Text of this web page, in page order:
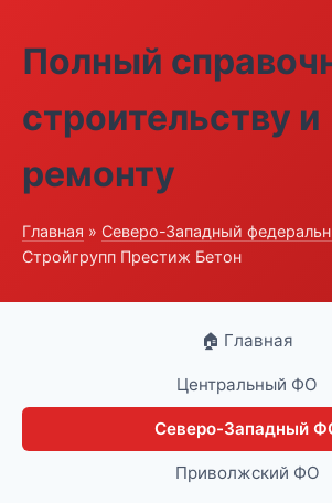
Полный
строительству и
ремонту
Главная » Северо-Западный
Стройгрупп Престиж Бетон
🏠 Главная
Центральный ФО
Северо-Западный
Приволжский ФО